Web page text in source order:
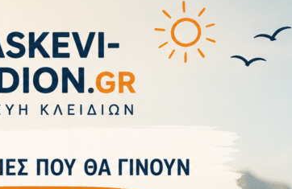
Πληθώρα Προϊόντων